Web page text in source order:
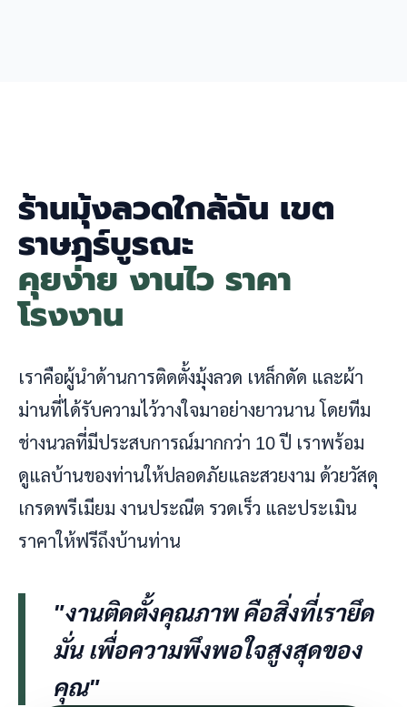
ร้านมุ้งลวดใกล้ฉัน เขต
ราษฎร์บูรณะ
คุยง่าย งานไว ราคา
โรงงาน
เราคือผู้นำด้านการติดตั้งมุ้งลวด เหล็กดัด และผ้า
ม่านที่ได้รับความไว้วางใจมาอย่างยาวนาน โดยทีม
ช่างนวลที่มีประสบการณ์มากกว่า 10 ปี เราพร้อม
ดูแลบ้านของท่านให้ปลอดภัยและสวยงาม ด้วยวัสดุ
เกรดพรีเมียม งานประณีต รวดเร็ว และประเมิน
ราคาให้ฟรีถึงบ้านท่าน
"งานติดตั้งคุณภาพ คือสิ่งที่เรายึด
มั่น เพื่อความพึงพอใจสูงสุดของ
คุณ"